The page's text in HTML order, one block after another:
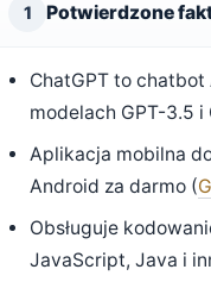
1 Potwierdzone
ChatGPT to chatbot
modelach GPT-3.5 i
Aplikacja mobilna
Android za darmo (
Obsługuje
JavaScript, Java i